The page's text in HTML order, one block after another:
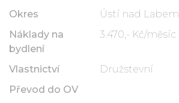
Okres
Ústí nad Labem
Náklady na
bydlení
3.470,- Kč/měsíc
Vlastnictví
Družstevní
Převod do OV